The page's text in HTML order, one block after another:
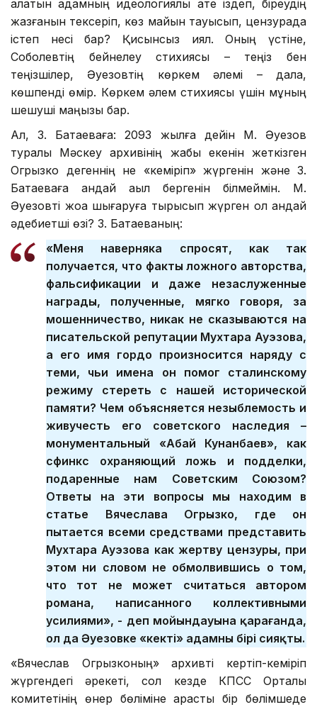
алатын адамның идеологиялық қате іздеп, біреудің
жазғанын тексеріп, көз майын тауысып, цензурада
істеп несі бар? Қисынсыз қиял. Оның үстіне,
Соболевтің бейнелеу стихиясы – теңіз бен
теңізшілер, Әуезовтің көркем әлемі – дала,
көшпенді өмір. Көркем әлем стихиясы үшін мұның
шешуші маңызы бар.
Ал, З. Батаеваға: 2093 жылға дейін М. Әуезов
туралы Мәскеу архивінің жабық екенін жеткізген
Огрызко дегеннің не «кеміріп» жүргенін және З.
Батаеваға қандай ақыл бергенін білмеймін. М.
Әуезовті жоққа шығаруға тырысып жүрген ол қандай
әдебиетші өзі? З. Батаеваның:
«Меня наверняка спросят, как так
получается, что факты ложного авторства,
фальсификации и даже незаслуженные
награды, полученные, мягко говоря, за
мошенничество, никак не сказываются на
писательской репутации Мухтара Ауэзова,
а его имя гордо произносится наряду с
теми, чьи имена он помог сталинскому
режиму стереть с нашей исторической
памяти? Чем объясняется незыблемость и
живучесть его советского наследия –
монументальный «Абай Кунанбаев», как
сфинкс охраняющий ложь и подделки,
подаренные нам Советским Союзом?
Ответы на эти вопросы мы находим в
статье Вячеслава Огрызко, где он
пытается всеми средствами представить
Мухтара Ауэзова как жертву цензуры, при
этом ни словом не обмолвившись о том,
что тот не может считаться автором
романа, написанного коллективными
усилиями», - деп мойындауына қарағанда,
ол да Әуезовке «кекті» адамның бірі сияқты.
«Вячеслав Огрызконың» архивті кертіп-кеміріп
жүргендегі әрекеті, сол кезде КПСС Орталық
комитетінің өнер бөліміне қарасты бір бөлімшеде